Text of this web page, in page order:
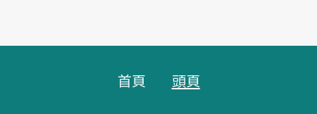
首頁 頭頁